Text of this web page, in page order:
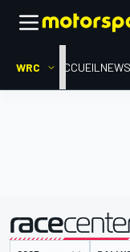
WRC ACCUEIL NEWS